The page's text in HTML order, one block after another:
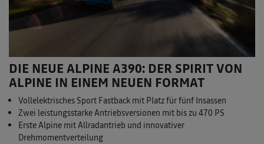
DIE NEUE ALPINE A390: DER SPIRIT VON
ALPINE IN EINEM NEUEN FORMAT
Vollelektrisches Sport Fastback mit Platz für fünf Insassen
Zwei leistungsstarke Antriebsversionen mit bis zu 470 PS
Erste Alpine mit Allradantrieb und innovativer
Drehmomentverteilung